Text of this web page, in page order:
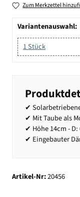
Zum Merkzettel
Variantenauswahl:
1 Stück
✔
✔ Mit Taube als
✔ Höhe 14cm -
✔ Eingebauter
Artikel-Nr:20456